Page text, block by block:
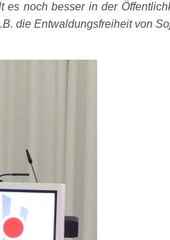
es noch besser in der
die Entwaldungsfreiheit von